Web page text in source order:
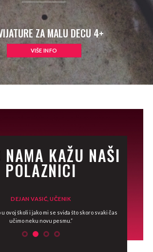
ZA MALU DECU 4+
VIŠE INFO
NAMA KAŽU NAŠI
POLAZNICI
DEJAN VASIĆ, UČENIK
u ovoj školi i jako mi se sviđa što skoro svaki čas
učimo neku novu pesmu.”